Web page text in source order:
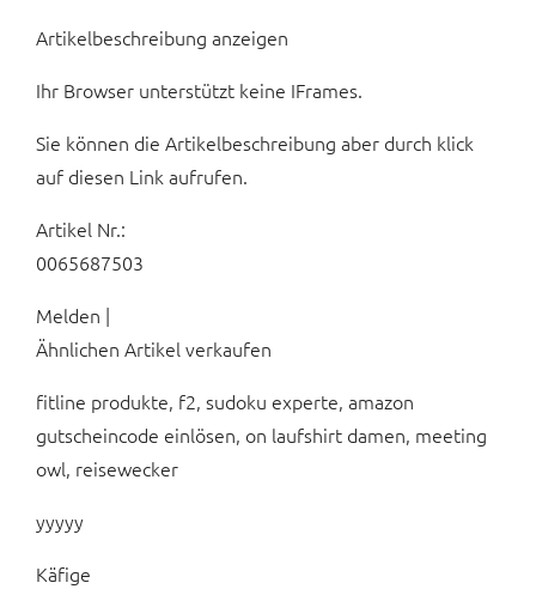
Artikelbeschreibung anzeigen
Ihr Browser unterstützt keine IFrames.
Sie können die Artikelbeschreibung aber durch klick
auf diesen Link aufrufen.
Artikel Nr.:
0065687503
Melden |
Ähnlichen Artikel verkaufen
fitline produkte, f2, sudoku experte, amazon
gutscheincode einlösen, on laufshirt damen, meeting
owl, reisewecker
yyyyy
Käfige